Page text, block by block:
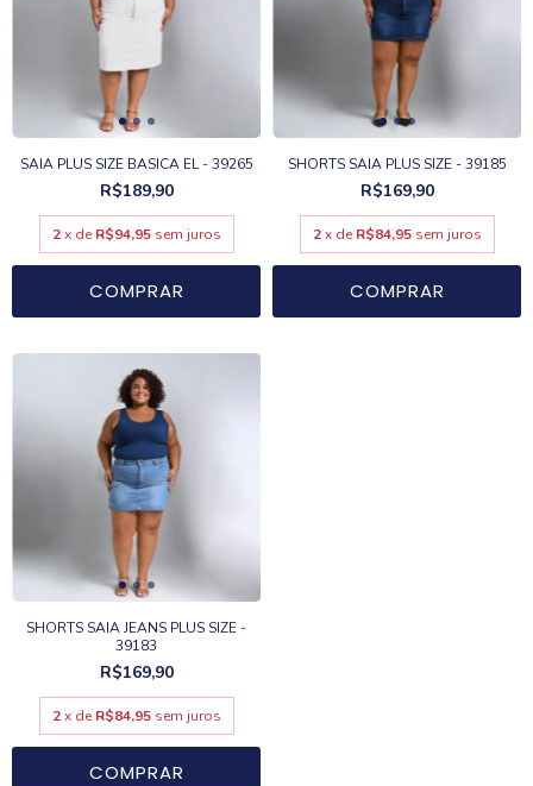
SAIA PLUS SIZE BASICA EL - 39265
R$189,90
2 x de R$94,95 sem juros
COMPRAR
SHORTS SAIA PLUS SIZE - 39185
R$169,90
2 x de R$84,95 sem juros
COMPRAR
SHORTS SAIA JEANS PLUS SIZE -
39183
R$169,90
2 x de R$84,95 sem juros
COMPRAR